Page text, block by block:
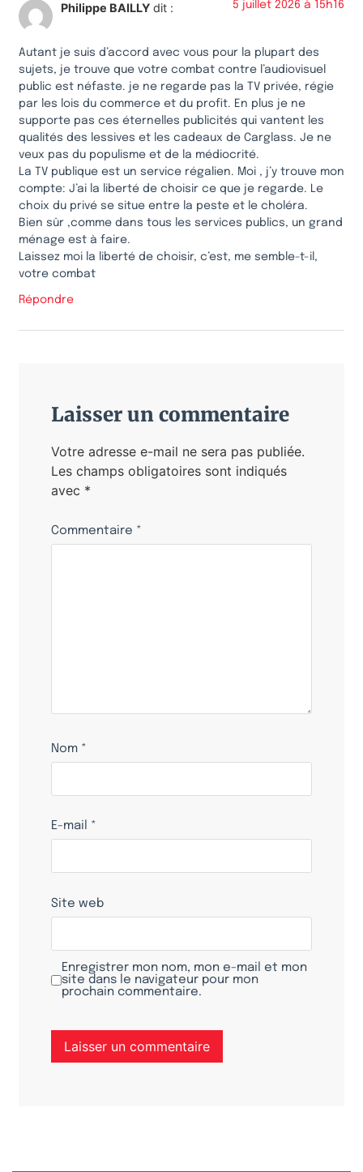
Philippe BAILLY dit : 5 juillet 2026 à 15h16
Autant je suis d’accord avec vous pour la plupart des
sujets, je trouve que votre combat contre l’audiovisuel
public est néfaste. je ne regarde pas la TV privée, régie
par les lois du commerce et du profit. En plus je ne
supporte pas ces éternelles publicités qui vantent les
qualités des lessives et les cadeaux de Carglass. Je ne
veux pas du populisme et de la médiocrité.
La TV publique est un service régalien. Moi , j’y trouve mon
compte: J’ai la liberté de choisir ce que je regarde. Le
choix du privé se situe entre la peste et le choléra.
Bien sûr ,comme dans tous les services publics, un grand
ménage est à faire.
Laissez moi la liberté de choisir, c’est, me semble-t-il,
votre combat
Répondre
Laisser un commentaire
Votre adresse e-mail ne sera pas publiée.
Les champs obligatoires sont indiqués
avec *
Commentaire *
Nom *
E-mail *
Site web
Enregistrer mon nom, mon e-mail et mon
site dans le navigateur pour mon
prochain commentaire.